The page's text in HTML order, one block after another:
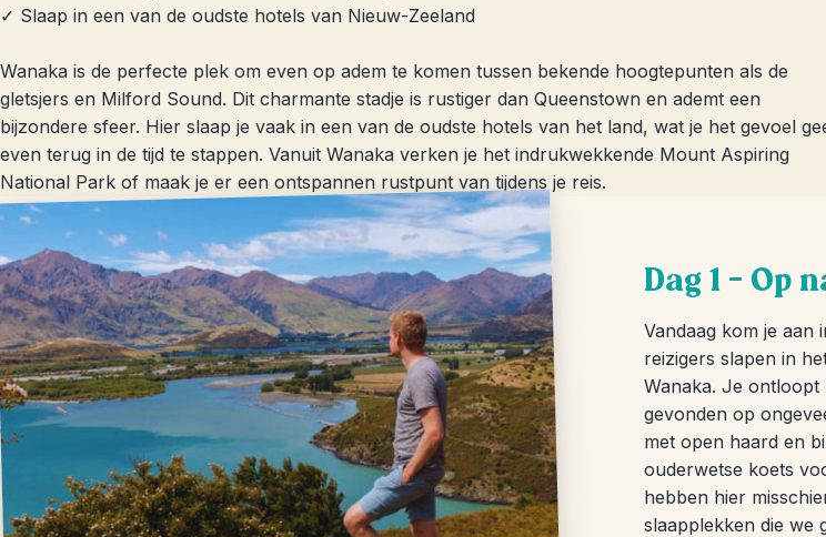
✓ Slaap in een van de oudste hotels van Nieuw-Zeeland
Wanaka is de perfecte plek om even op adem te komen tussen bekende hoogtepunten als de
gletsjers en Milford Sound. Dit charmante stadje is rustiger dan Queenstown en ademt een
bijzondere sfeer. Hier slaap je vaak in een van de oudste hotels van het land, wat je het gevoel
even terug in de tijd te stappen. Vanuit Wanaka verken je het indrukwekkende Mount Aspiring
National Park of maak je er een ontspannen rustpunt van tijdens je reis.
Dag 1 – Op
Vandaag kom je aan
reizigers slapen in
Wanaka. Je
gevonden op
met open haard en
ouderwetse koets
hebben hier
slaapplekken die we